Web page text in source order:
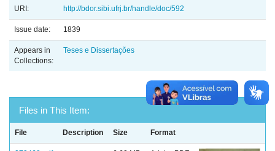
URI: http://bdor.sibi.ufrj.br/handle/doc/592
Issue date: 1839
Appears in
Collections:
Teses e Dissertações
Files in This Item:
File Description Size Format